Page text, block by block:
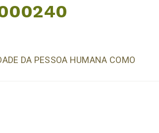
DA PESSOA HUMANA COMO